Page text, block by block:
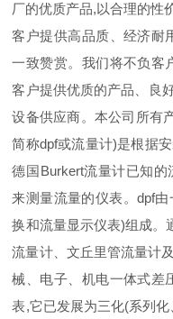
厂的优质产品,以合理的性
客户提供高品质、经济耐
一致赞赏。我们将不负客
客户提供优质的产品、良
设备供应商。本公司所有
简称dpf或流量计)是根据
德国Burkert流量计已知
来测量流量的仪表。dpf
换和流量显示仪表)组成。
流量计、文丘里管流量计
械、电子、机电一体式差
表,它已发展为三化(系列